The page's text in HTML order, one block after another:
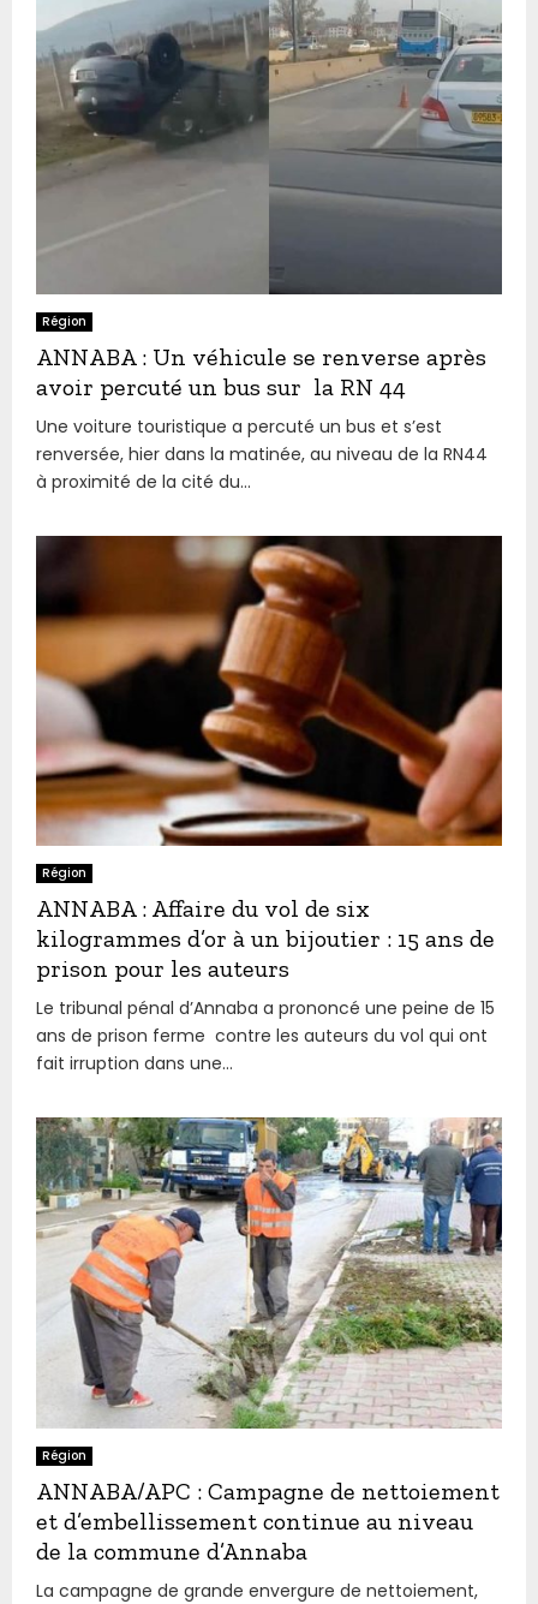
Région
ANNABA : Un véhicule se renverse après
avoir percuté un bus sur la RN 44
Une voiture touristique a percuté un bus et s’est
renversée, hier dans la matinée, au niveau de la RN44
à proximité de la cité du...
Région
ANNABA : Affaire du vol de six
kilogrammes d’or à un bijoutier : 15 ans de
prison pour les auteurs
Le tribunal pénal d’Annaba a prononcé une peine de 15
ans de prison ferme contre les auteurs du vol qui ont
fait irruption dans une...
Région
ANNABA/APC : Campagne de nettoiement
et d’embellissement continue au niveau
de la commune d’Annaba
La campagne de grande envergure de nettoiement,